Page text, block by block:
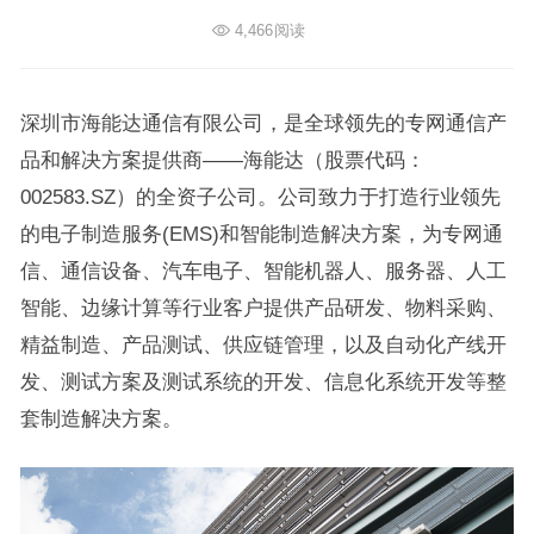
4,466阅读
深圳市海能达通信有限公司，是全球领先的专网通信产
品和解决方案提供商——海能达（股票代码：
002583.SZ）的全资子公司。公司致力于打造行业领先
的电子制造服务(EMS)和智能制造解决方案，为专网通
信、通信设备、汽车电子、智能机器人、服务器、人工
智能、边缘计算等行业客户提供产品研发、物料采购、
精益制造、产品测试、供应链管理，以及自动化产线开
发、测试方案及测试系统的开发、信息化系统开发等整
套制造解决方案。